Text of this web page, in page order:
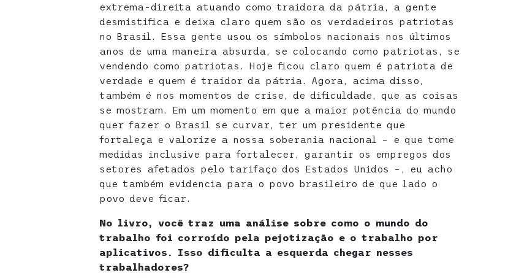
extrema-direita atuando como traidora da pátria, a gente
desmistifica e deixa claro quem são os verdadeiros patriotas
no Brasil. Essa gente usou os símbolos nacionais nos últimos
anos de uma maneira absurda, se colocando como patriotas, se
vendendo como patriotas. Hoje ficou claro quem é patriota de
verdade e quem é traidor da pátria. Agora, acima disso,
também é nos momentos de crise, de dificuldade, que as coisas
se mostram. Em um momento em que a maior potência do mundo
quer fazer o Brasil se curvar, ter um presidente que
fortaleça e valorize a nossa soberania nacional – e que tome
medidas inclusive para fortalecer, garantir os empregos dos
setores afetados pelo tarifaço dos Estados Unidos –, eu acho
que também evidencia para o povo brasileiro de que lado o
povo deve ficar.
No livro, você traz uma análise sobre como o mundo do
trabalho foi corroído pela pejotização e o trabalho por
aplicativos. Isso dificulta a esquerda chegar nesses
trabalhadores?